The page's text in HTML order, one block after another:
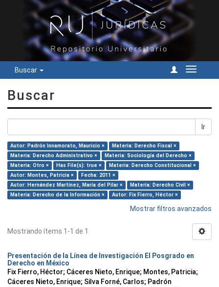
Buscar
Cambiar
Buscar
Ir
Autor: Padrón Innamorato, Mauricio ×
Materia: Derecho Fiscal ×
Materia: Derecho Administrativo ×
Materia: Sociología del Derecho ×
Materia: Otro ×
Has File(s): true ×
Materia: Derecho Constitucional ×
Autor: Montes, Patricia ×
Fecha: 2011 ×
Autor: Hernández Martínez, María del Pilar ×
Materia: Derecho Civil ×
Materia: Derecho de la Información ×
Autor: Fix Fierro, Héctor ×
Mostrar filtros avanzados
Mostrando ítems 1-1 de 1
Presentación de la Línea de Investigación El Posgrado en
Derecho en México
Fix Fierro, Héctor; Cáceres Nieto, Enrique; Montes, Patricia;
Cáceres Nieto, Enrique; Silva Forné, Carlos; Padrón